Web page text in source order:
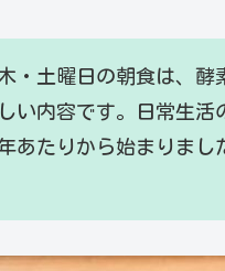
土曜日の朝食は、酵
い内容です。日常生
あたりから始まりま